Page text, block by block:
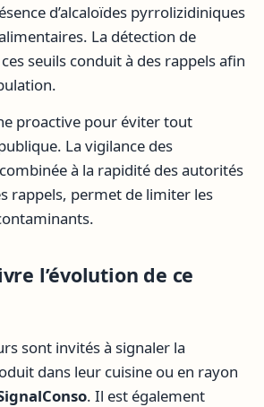
d’alcaloïdes pyrrolizidiniques
La détection de
seuils conduit à des rappels afin
proactive pour éviter tout
La vigilance des
à la rapidité des autorités
rappels, permet de limiter les
l’évolution de ce
sont invités à signaler la
dans leur cuisine ou en rayon
. Il est également